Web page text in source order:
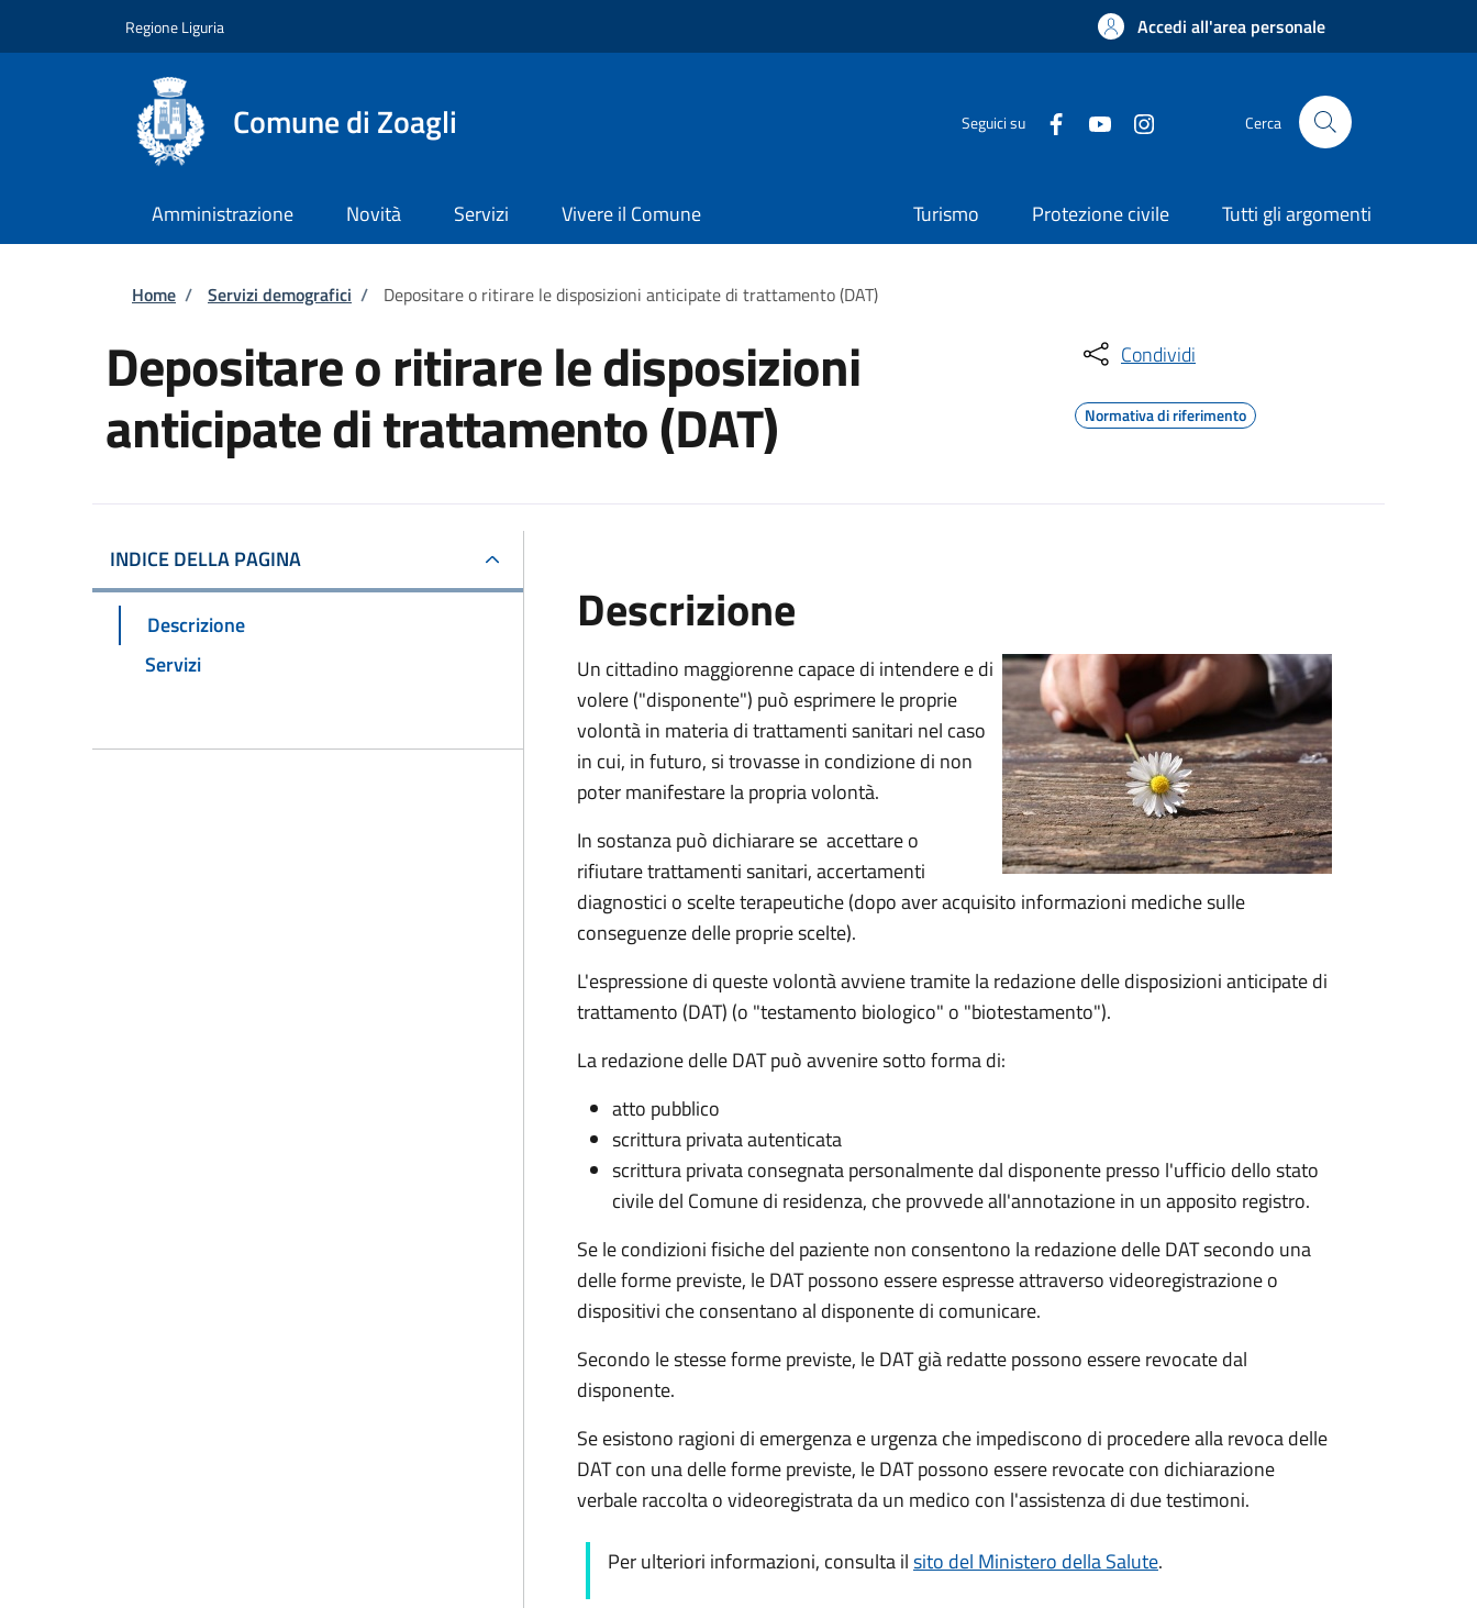
Regione Liguria Accedi all'area personale
Comune di Zoagli Seguici su Cerca
Amministrazione Novità Servizi Vivere il Comune Turismo Protezione civile Tutti gli argomenti
Briciole di pane
Home / Servizi demografici / Depositare o ritirare le disposizioni anticipate di trattamento (DAT)
Depositare o ritirare le disposizioni
anticipate di trattamento (DAT)
Condividi
Normativa di riferimento
INDICE DELLA PAGINA
Descrizione
Servizi
Descrizione
Un cittadino maggiorenne capace di intendere e di
volere ("disponente") può esprimere le proprie
volontà in materia di trattamenti sanitari nel caso
in cui, in futuro, si trovasse in condizione di non
poter manifestare la propria volontà.
In sostanza può dichiarare se accettare o
rifiutare trattamenti sanitari, accertamenti
diagnostici o scelte terapeutiche (dopo aver acquisito informazioni mediche sulle
conseguenze delle proprie scelte).
L'espressione di queste volontà avviene tramite la redazione delle disposizioni anticipate di
trattamento (DAT) (o "testamento biologico" o "biotestamento").
La redazione delle DAT può avvenire sotto forma di:
atto pubblico
scrittura privata autenticata
scrittura privata consegnata personalmente dal disponente presso l'ufficio dello stato
civile del Comune di residenza, che provvede all'annotazione in un apposito registro.
Se le condizioni fisiche del paziente non consentono la redazione delle DAT secondo una
delle forme previste, le DAT possono essere espresse attraverso videoregistrazione o
dispositivi che consentano al disponente di comunicare.
Secondo le stesse forme previste, le DAT già redatte possono essere revocate dal
disponente.
Se esistono ragioni di emergenza e urgenza che impediscono di procedere alla revoca delle
DAT con una delle forme previste, le DAT possono essere revocate con dichiarazione
verbale raccolta o videoregistrata da un medico con l'assistenza di due testimoni.
Per ulteriori informazioni, consulta ilsito del Ministero della Salute.